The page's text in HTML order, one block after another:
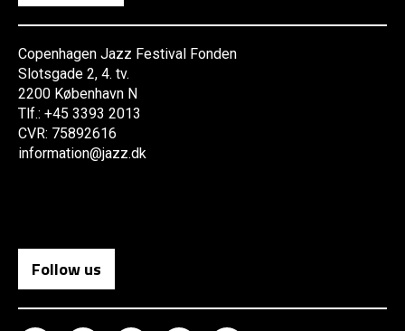
Copenhagen Jazz Festival Fonden
Slotsgade 2, 4. tv.
2200 København N
Tlf.: +45 3393 2013
CVR: 75892616
information@jazz.dk
Follow us